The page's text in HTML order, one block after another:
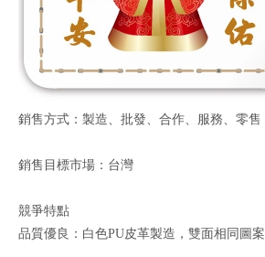
銷售方式：製造、批發、合作、服務、零售
銷售目標市場：台灣
競爭特點
品質優良：白色PU皮革製造，雙面相同圖案